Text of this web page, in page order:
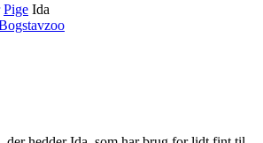
Pige Ida